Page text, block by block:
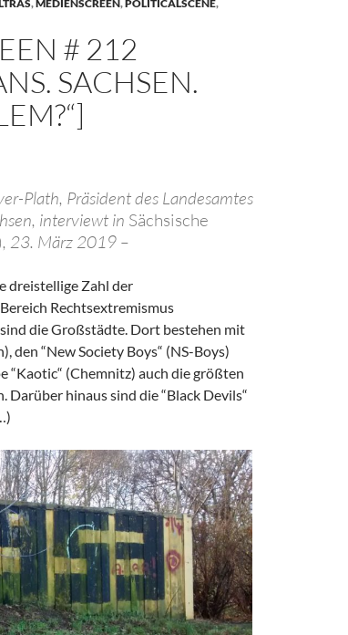
,MEDIENSCREEN,POLITICALSCENE,
# 212
SACHSEN. “
Plath, Präsident des Landesamtes
interviewt in Sächsische
, 23. März 2019 –
dreistellige Zahl der
Rechtsextremismus
die Großstädte. Dort bestehen mit
den “New Society Boys“ (NS-Boys)
“Kaotic“ (Chemnitz) auch die größten
hinaus sind die “Black Devils“